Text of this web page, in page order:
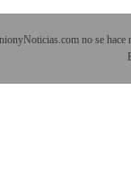
no se hace